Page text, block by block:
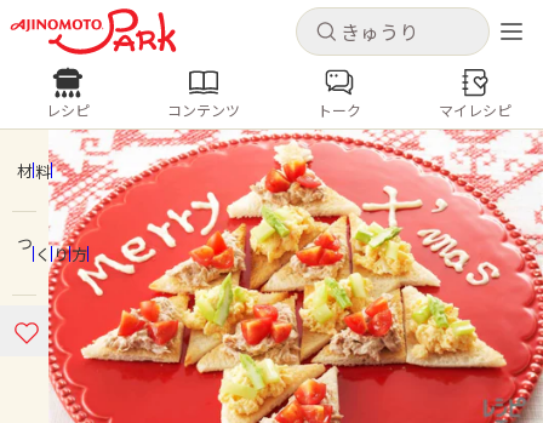
キャンセル
ログインするとレシピを保存できます
ログイン 新規登録
ホーム
コンテンツ
キャンセル
レシピ コンテンツ
人気の食材・レシピ
きゅうり なす トマト
とうもろこし
ピーマン
みょうが ゴーヤ
レシピ コンテンツ トーク マイレシピ
材料
つくり方